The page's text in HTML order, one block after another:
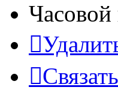
Часовой